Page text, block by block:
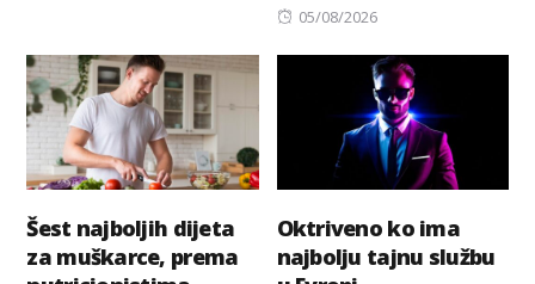
Posted
05/08/2026
Šest najboljih dijeta
za muškarce, prema
Oktriveno ko ima
najbolju tajnu službu